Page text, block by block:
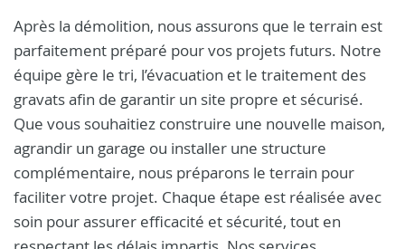
Après la démolition, nous assurons que le terrain est
parfaitement préparé pour vos projets futurs. Notre
équipe gère le tri, l’évacuation et le traitement des
gravats afin de garantir un site propre et sécurisé.
Que vous souhaitiez construire une nouvelle maison,
agrandir un garage ou installer une structure
complémentaire, nous préparons le terrain pour
faciliter votre projet. Chaque étape est réalisée avec
soin pour assurer efficacité et sécurité, tout en